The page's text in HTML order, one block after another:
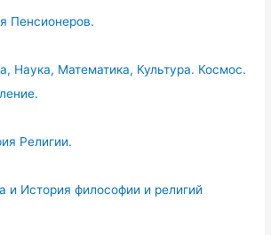
Пенсионеров.
Наука, Математика, Культура. Космос.
Религии.
и История философии и религий